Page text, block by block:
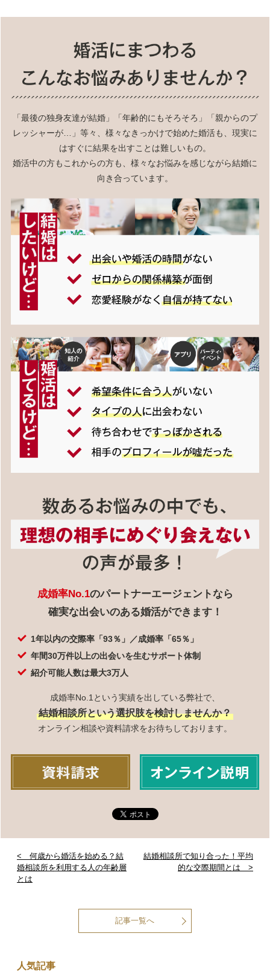
「最後の独身友達が結婚」「年齢的にもそろそろ」「親からのプ
レッシャーが…」等々、様々なきっかけで始めた婚活も、現実に
はすぐに結果を出すことは難しいもの。
婚活中の方もこれからの方も、様々なお悩みを感じながら結婚に
向き合っています。
成婚率No.1のパートナーエージェントなら
確実な出会いのある婚活ができます！
1年以内の交際率「93％」／成婚率「65％」
年間30万件以上の出会いを生むサポート体制
紹介可能人数は最大3万人
成婚率No.1という実績を出している弊社で、
結婚相談所という選択肢を検討しませんか？
オンライン相談や資料請求をお待ちしております。
< 何歳から婚活を始める？結
婚相談所を利用する人の年齢層
とは
結婚相談所で知り合った！平均
的な交際期間とは >
記事一覧へ
人気記事